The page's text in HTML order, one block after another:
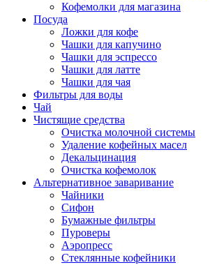
Кофемолки для магазина
Посуда
Ложки для кофе
Чашки для капучино
Чашки для эспрессо
Чашки для латте
Чашки для чая
Фильтры для воды
Чай
Чистящие средства
Очистка молочной системы
Удаление кофейных масел
Декальцинация
Очистка кофемолок
Альтернативное заваривание
Чайники
Сифон
Бумажные фильтры
Пуроверы
Аэропресс
Стеклянные кофейники